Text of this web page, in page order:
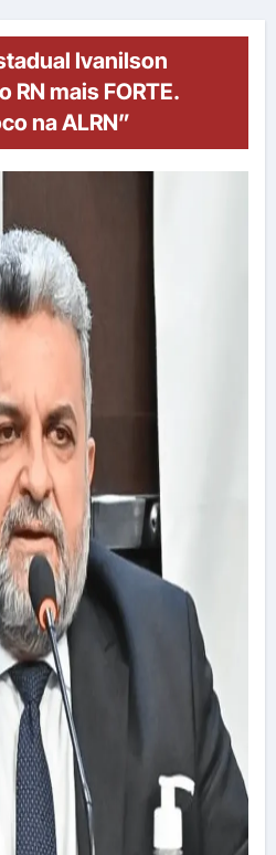
Ivanilson
RN mais FORTE.
na ALRN”